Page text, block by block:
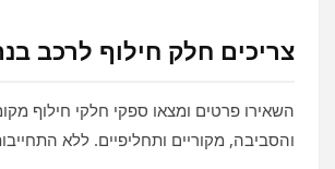
צריכים חלק חילוף לרכב
השאירו פרטים ומצאו ספקי חלקי חילוף
והסביבה, מקוריים ותחליפיים. ללא